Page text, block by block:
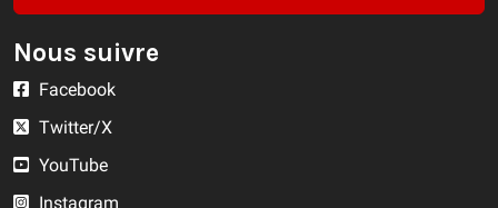
Nous suivre
Facebook
Twitter/X
YouTube
Instagram